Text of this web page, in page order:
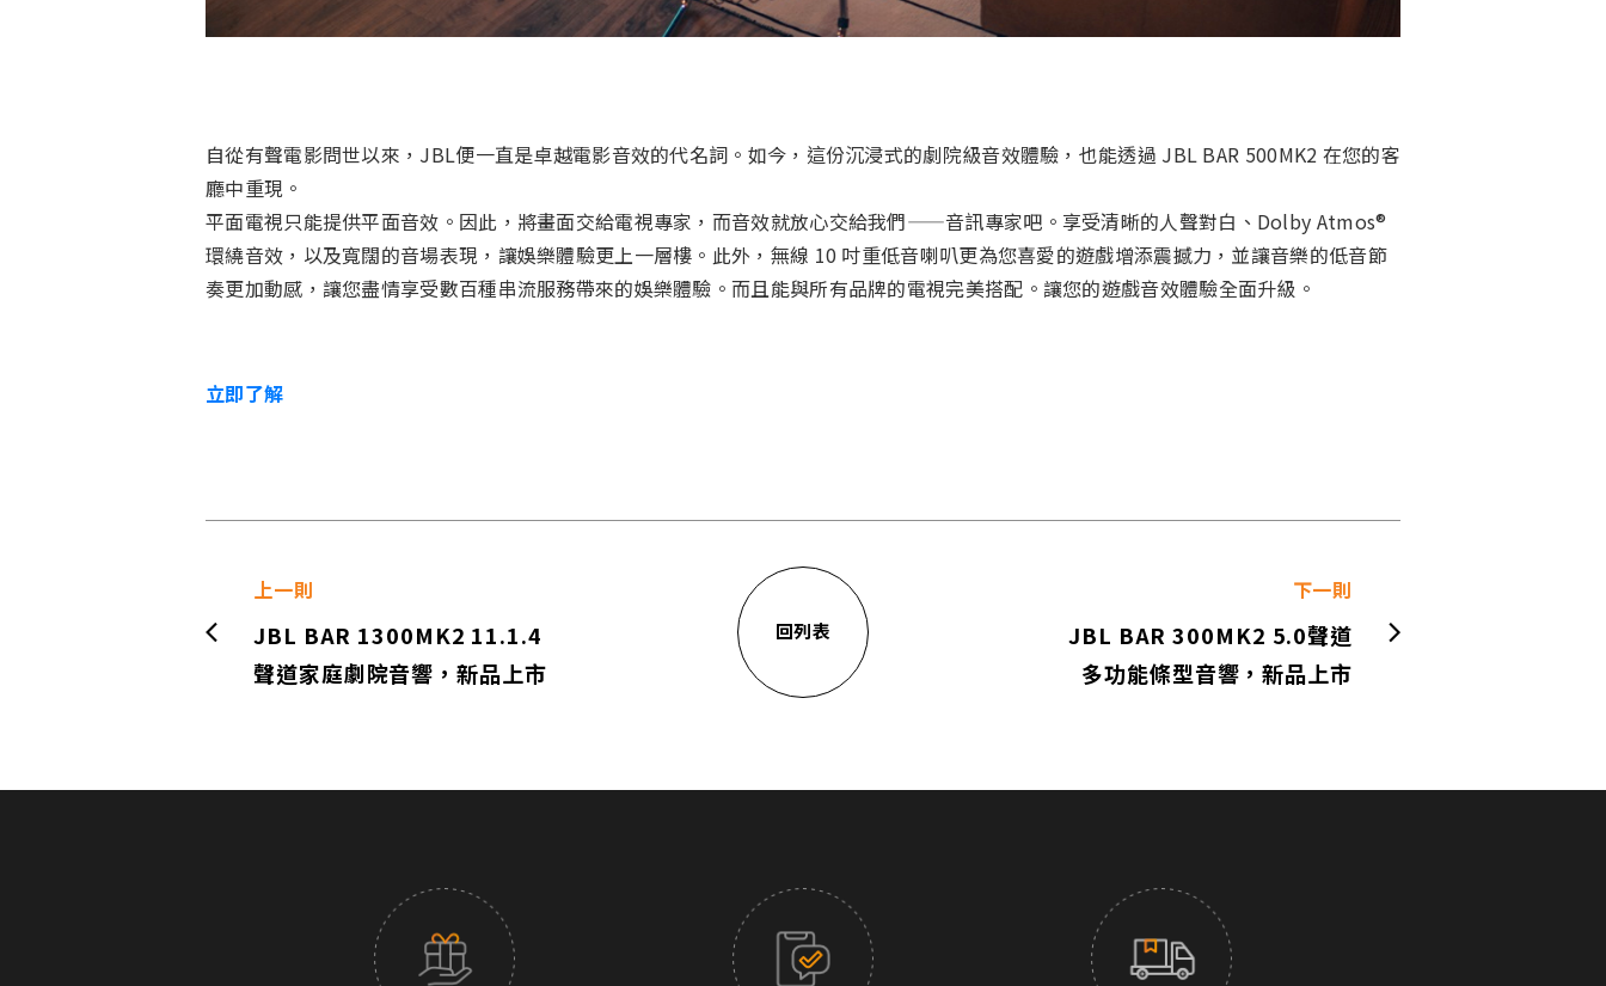
自從有聲電影問世以來，JBL便一直是卓越電影音效的代名詞。如今，這份沉浸式的劇院級音效體驗，也能透過 JBL BAR 500MK2 在您的客
廳中重現。
平面電視只能提供平面音效。因此，將畫面交給電視專家，而音效就放心交給我們——音訊專家吧。享受清晰的人聲對白、Dolby Atmos®
環繞音效，以及寬闊的音場表現，讓娛樂體驗更上一層樓。此外，無線 10 吋重低音喇叭更為您喜愛的遊戲增添震撼力，並讓音樂的低音節
奏更加動感，讓您盡情享受數百種串流服務帶來的娛樂體驗。而且能與所有品牌的電視完美搭配。讓您的遊戲音效體驗全面升級。
立即了解
上一則
JBL BAR 1300MK2 11.1.4
聲道家庭劇院音響，新品上市
回列表
下一則
JBL BAR 300MK2 5.0聲道
多功能條型音響，新品上市